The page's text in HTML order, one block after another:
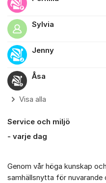
Sylvia
Jenny
Åsa
Visa alla
Service och miljö
- varje dag
Genom vår höga kunskap
samhällsnytta för nuvarande